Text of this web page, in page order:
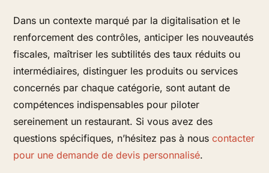
Dans un contexte marqué par la digitalisation et le
renforcement des contrôles, anticiper les nouveautés
fiscales, maîtriser les subtilités des taux réduits ou
intermédiaires, distinguer les produits ou services
concernés par chaque catégorie, sont autant de
compétences indispensables pour piloter
sereinement un restaurant. Si vous avez des
questions spécifiques, n’hésitez pas à nouscontacter
pour une demande de devis personnalisé.